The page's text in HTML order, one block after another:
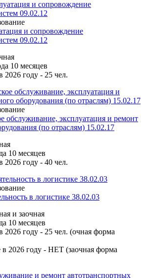
и сопровождение
09.02.12
10 месяцев
2026 году - 25 чел.
обслуживание, эксплуатация и ремонт
(по отраслям) 15.02.17
10 месяцев
2026 году - 40 чел.
в логистике 38.02.03
и заочная
10 месяцев
2026 году - 25 чел. (очная форма
2026 году - НЕТ (заочная форма